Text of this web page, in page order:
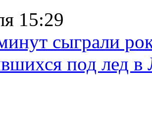
15:29
сыграли
под лед в